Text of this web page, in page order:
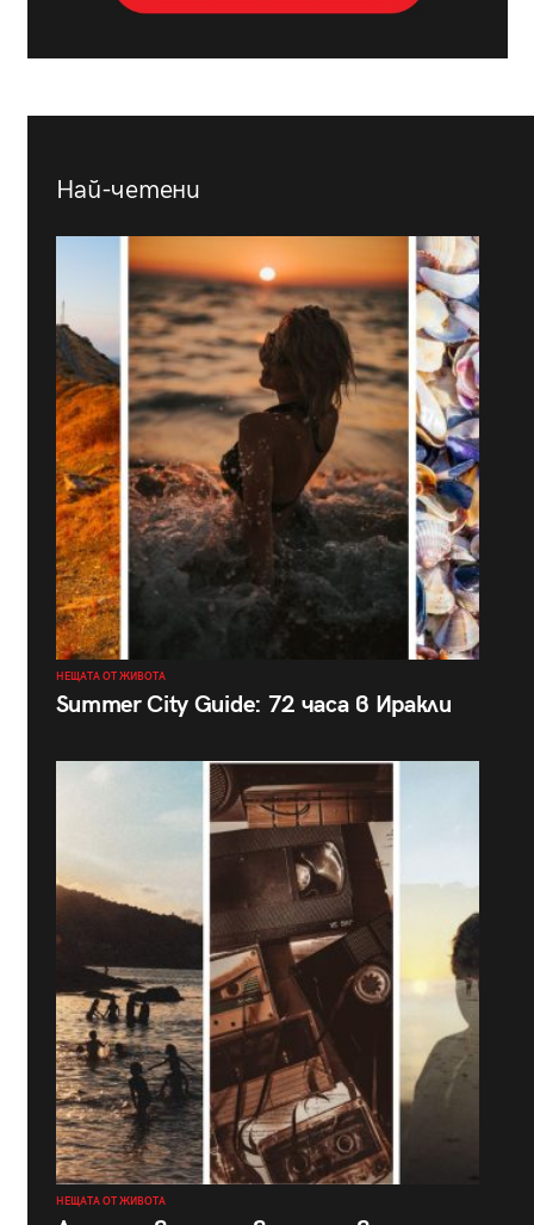
Най-четени
НЕЩАТА ОТ ЖИВОТА
Summer City Guide: 72 часа в Иракли
НЕЩАТА ОТ ЖИВОТА